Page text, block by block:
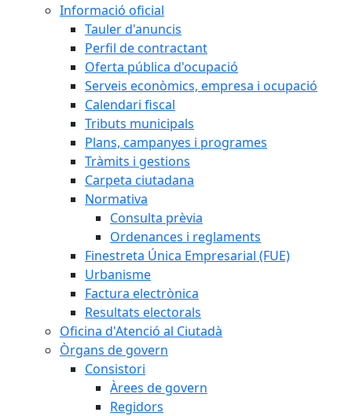
Informació oficial
Tauler d'anuncis
Perfil de contractant
Oferta pública d'ocupació
Serveis econòmics, empresa i ocupació
Calendari fiscal
Tributs municipals
Plans, campanyes i programes
Tràmits i gestions
Carpeta ciutadana
Normativa
Consulta prèvia
Ordenances i reglaments
Finestreta Única Empresarial (FUE)
Urbanisme
Factura electrònica
Resultats electorals
Oficina d'Atenció al Ciutadà
Òrgans de govern
Consistori
Àrees de govern
Regidors